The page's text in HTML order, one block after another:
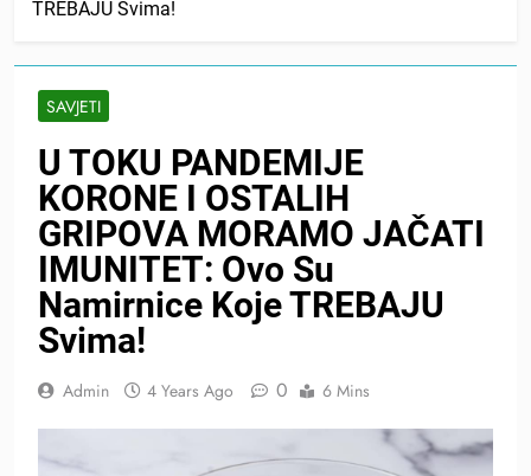
TREBAJU Svima!
SAVJETI
U TOKU PANDEMIJE
KORONE I OSTALIH
GRIPOVA MORAMO JAČATI
IMUNITET: Ovo Su
Namirnice Koje TREBAJU
Svima!
Admin 4 Years Ago 0 6 Mins